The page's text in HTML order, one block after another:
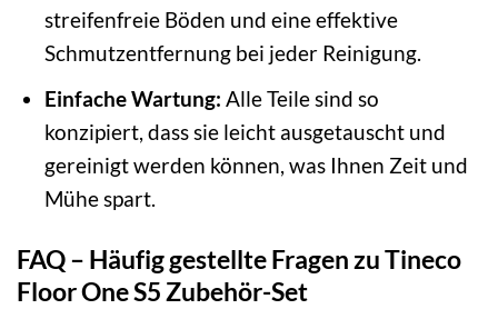
streifenfreie Böden und eine effektive
Schmutzentfernung bei jeder Reinigung.
Einfache Wartung: Alle Teile sind so
konzipiert, dass sie leicht ausgetauscht und
gereinigt werden können, was Ihnen Zeit und
Mühe spart.
FAQ – Häufig gestellte Fragen zu Tineco
Floor One S5 Zubehör-Set